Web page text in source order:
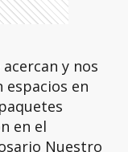
y nos
espacios en
en el
Nuestro